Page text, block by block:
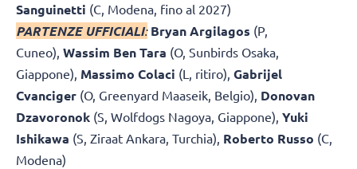
Sanguinetti (C, Modena, fino al 2027)
PARTENZE UFFICIALI: Bryan Argilagos (P,
Cuneo), Wassim Ben Tara (O, Sunbirds Osaka,
Giappone), Massimo Colaci (L, ritiro), Gabrijel
Cvanciger (O, Greenyard Maaseik, Belgio), Donovan
Dzavoronok (S, Wolfdogs Nagoya, Giappone), Yuki
Ishikawa (S, Ziraat Ankara, Turchia), Roberto Russo (C,
Modena)